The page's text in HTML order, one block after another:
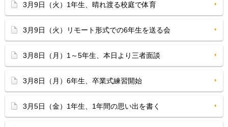
3月9日（火）1年生、晴れ渡る校庭で体育
3月9日（火）リモート形式での6年生を送る会
3月8日（月）1～5年生、本日より三者面談
3月8日（月）6年生、卒業式練習開始
3月5日（金）1年生、1年間の思い出を書く